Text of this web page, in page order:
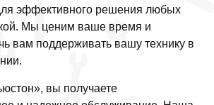
эффективного решения любых
Мы ценим ваше время и
вам поддерживать вашу технику в
вы получаете